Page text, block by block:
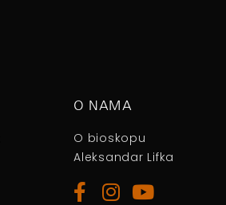
O NAMA
O bioskopu
Aleksandar Lifka